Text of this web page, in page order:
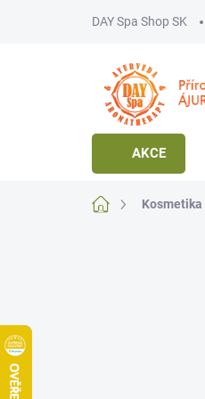
DAY Spa Shop SK
AKCE
Domů Kosmetika